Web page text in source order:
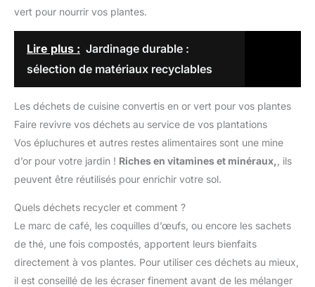
vert pour nourrir vos plantes.
Lire plus : Jardinage durable :
sélection de matériaux recyclables
Les déchets de cuisine convertis en or vert pour vos plantes
Faire revivre vos déchets au service de vos plantations
Vos épluchures et autres restes alimentaires sont une mine
d’or pour votre jardin ! Riches en vitamines et minéraux,
, ils
peuvent être réutilisés pour enrichir votre sol.
Quels déchets recycler et comment ?
Le marc de café, les coquilles d’œufs, ou encore les sachets
de thé, une fois compostés, apportent leurs bienfaits
directement à vos plantes. Pour utiliser ces déchets au mieux,
il est conseillé de les écraser finement avant de les mélanger